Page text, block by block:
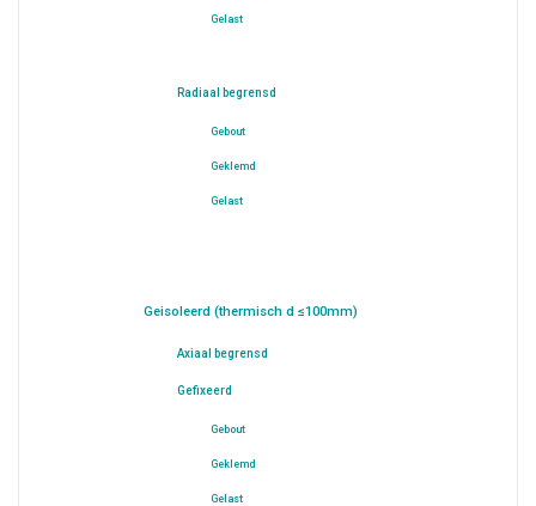
Gelast
Radiaal begrensd
Gebout
Geklemd
Gelast
Geisoleerd (thermisch d ≤100mm)
Axiaal begrensd
Gefixeerd
Gebout
Geklemd
Gelast